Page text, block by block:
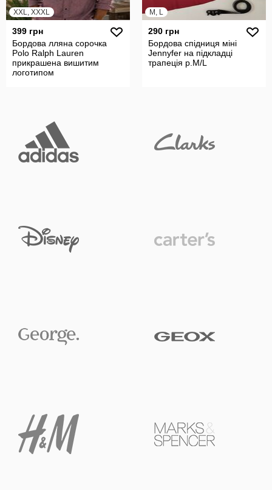
XXL, XXXL
399 грн
Бордова лляна сорочка
Polo Ralph Lauren
прикрашена вишитим
логотипом
M, L
290 грн
Бордова спідниця міні
Jennyfer на підкладці
трапеція р.M/L